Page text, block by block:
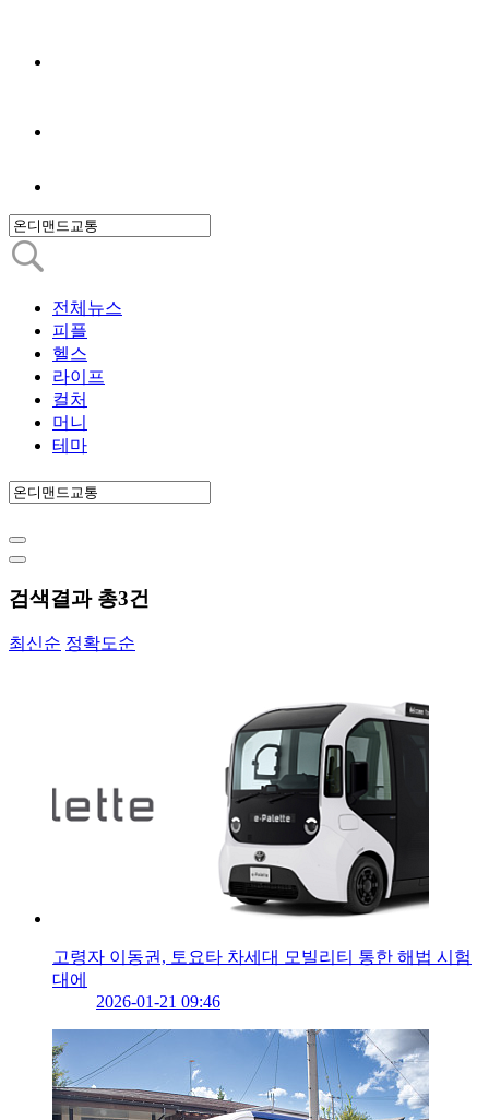
전체뉴스
피플
헬스
라이프
컬처
머니
테마
검색결과 총3건
최신순 정확도순
고령자 이동권, 토요타 차세대 모빌리티 통한 해법 시험
대에
2026-01-21 09:46